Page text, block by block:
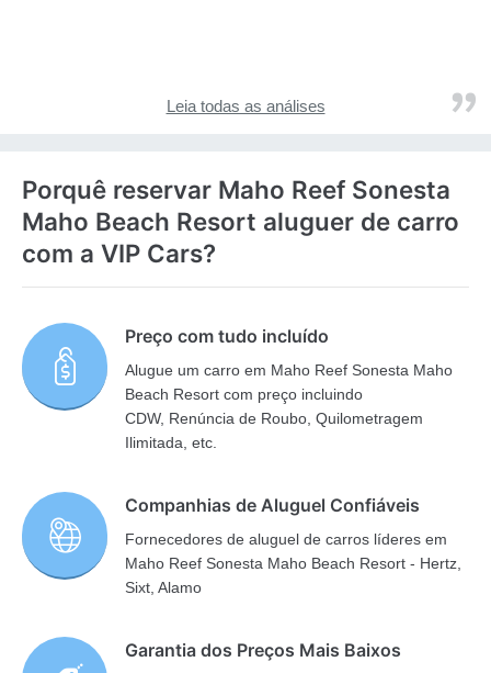
Leia todas as análises
Porquê reservar Maho Reef Sonesta
Maho Beach Resort aluguer de carro
com a VIP Cars?
Preço com tudo incluído
Alugue um carro em Maho Reef Sonesta Maho
Beach Resort com preço incluindo
CDW, Renúncia de Roubo, Quilometragem
Ilimitada, etc.
Companhias de Aluguel Confiáveis
Fornecedores de aluguel de carros líderes em
Maho Reef Sonesta Maho Beach Resort - Hertz,
Sixt, Alamo
Garantia dos Preços Mais Baixos